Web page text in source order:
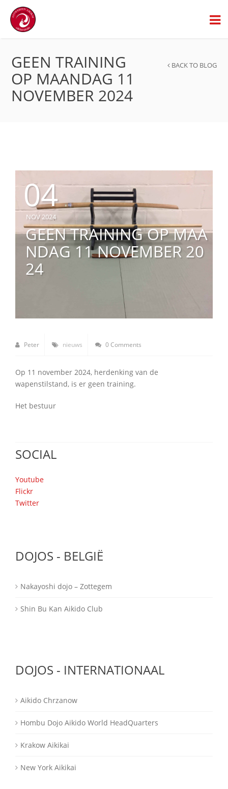
GEEN TRAINING
OP MAANDAG 11
NOVEMBER 2024
BACK TO BLOG
04
NOV 2024
GEEN TRAINING OP MAA
NDAG 11 NOVEMBER 20
24
Peter nieuws 0 Comments
Op 11 november 2024, herdenking van de
wapenstilstand, is er geen training.
Het bestuur
SOCIAL
Youtube
Flickr
Twitter
DOJOS - BELGIË
Nakayoshi dojo – Zottegem
Shin Bu Kan Aikido Club
DOJOS - INTERNATIONAAL
Aikido Chrzanow
Hombu Dojo Aikido World HeadQuarters
Krakow Aikikai
New York Aikikai